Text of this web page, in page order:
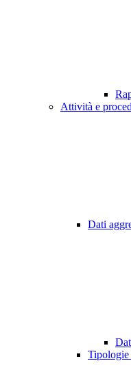
Attività e
Dati
Tipologie